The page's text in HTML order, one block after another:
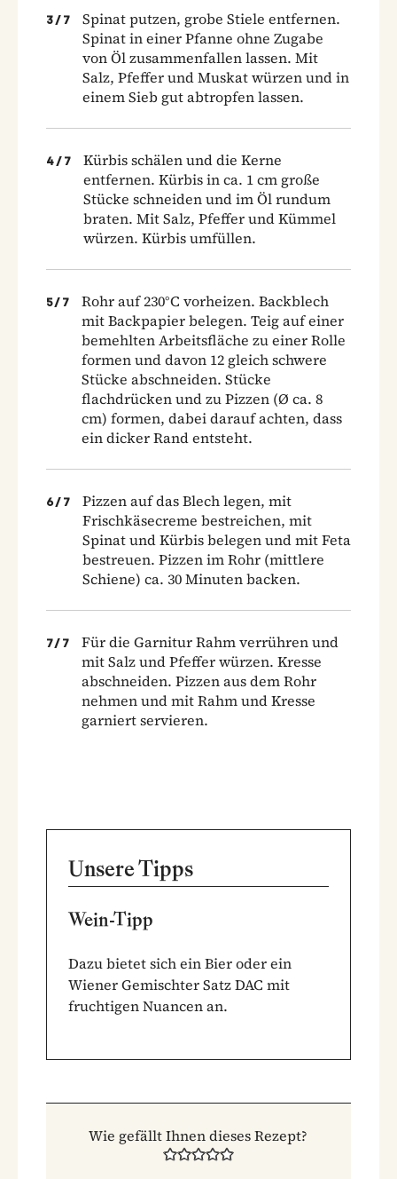
3 / 7
Spinat putzen, grobe Stiele entfernen.
Spinat in einer Pfanne ohne Zugabe
von Öl zusammenfallen lassen. Mit
Salz, Pfeffer und Muskat würzen und in
einem Sieb gut abtropfen lassen.
4 / 7
Kürbis schälen und die Kerne
entfernen. Kürbis in ca. 1 cm große
Stücke schneiden und im Öl rundum
braten. Mit Salz, Pfeffer und Kümmel
würzen. Kürbis umfüllen.
5/ 7
Rohr auf 230°C vorheizen. Backblech
mit Backpapier belegen. Teig auf einer
bemehlten Arbeitsfläche zu einer Rolle
formen und davon 12 gleich schwere
Stücke abschneiden. Stücke
flachdrücken und zu Pizzen (Ø ca. 8
cm) formen, dabei darauf achten, dass
ein dicker Rand entsteht.
6/ 7
Pizzen auf das Blech legen, mit
Frischkäsecreme bestreichen, mit
Spinat und Kürbis belegen und mit Feta
bestreuen. Pizzen im Rohr (mittlere
Schiene) ca. 30 Minuten backen.
7/ 7
Für die Garnitur Rahm verrühren und
mit Salz und Pfeffer würzen. Kresse
abschneiden. Pizzen aus dem Rohr
nehmen und mit Rahm und Kresse
garniert servieren.
Unsere Tipps
Wein-Tipp
Dazu bietet sich ein Bier oder ein
Wiener Gemischter Satz DAC mit
fruchtigen Nuancen an.
Wie gefällt Ihnen dieses Rezept?